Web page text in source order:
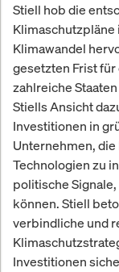
Stiell hob die
Klimaschutzpläne
Klimawandel
gesetzten Frist
zahlreiche
Stiells Ansicht
Investitionen in
Unternehmen,
Technologien zu
politische
können. Stiell
verbindliche und
Investitionen